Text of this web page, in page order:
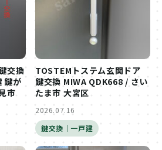
交換
鍵が
市
TOSTEMトステム玄関ドア
鍵交換 MIWA QDK668 / さい
たま市 大宮区
2026.07.16
鍵交換｜一戸建